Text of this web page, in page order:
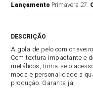
Lançamento Primavera 27.
A gola de pelo com
Com textura impactante e
metálicos, torna-se o
moda e personalidade a
produção. Garanta já!